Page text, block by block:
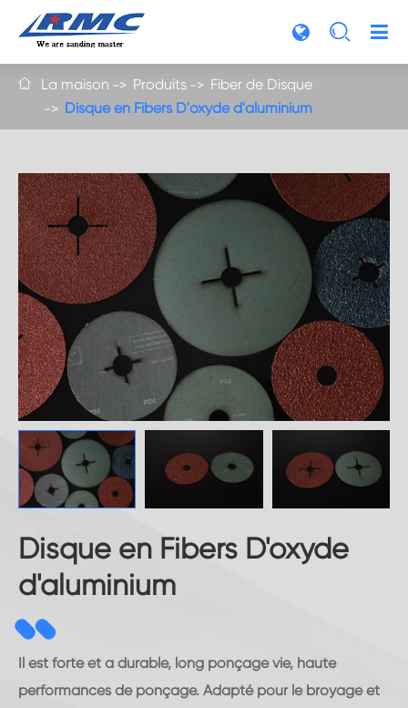

 La maison Produits
Fiber de Disque
Disque en Fibers D'oxyde d'aluminium
Disque en Fibers D'oxyde
d'aluminium
Il est forte et a durable, long ponçage vie, haute
performances de ponçage. Adapté pour le broyage et